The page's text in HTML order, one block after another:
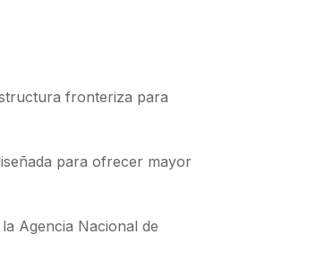
fronteriza para
para ofrecer mayor
Agencia Nacional de